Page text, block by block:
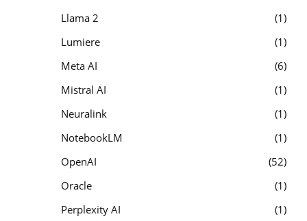
Llama 2
1
Lumiere
1
Meta AI
6
Mistral AI
1
Neuralink
1
NotebookLM
1
OpenAI
52
Oracle
1
Perplexity AI
1